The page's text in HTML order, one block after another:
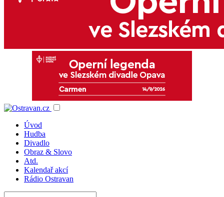
Úvod
Hudba
Divadlo
Obraz & Slovo
Atd.
Kalendař akcí
Rádio Ostravan